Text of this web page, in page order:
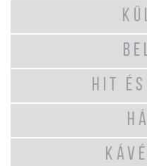
HIT